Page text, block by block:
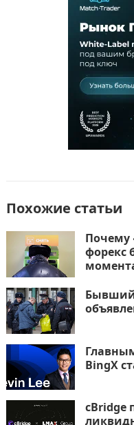
в
и
т
ь
Похожие статьи
Почему
форекс
Бывший
BingX
cBridge